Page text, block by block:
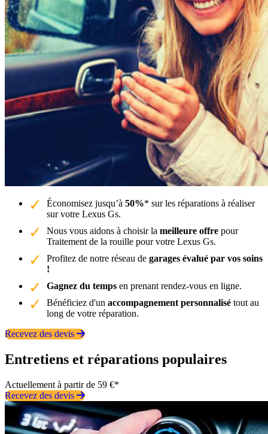
Économisez jusqu’à 50%* sur les réparations à réaliser
sur votre Lexus Gs.
Nous vous aidons à choisir la meilleure offre pour
Traitement de la rouille pour votre Lexus Gs.
Profitez de notre réseau de garages évalué par vos soins
!
Gagnez du temps en prenant rendez-vous en ligne.
Bénéficiez d'un accompagnement personnalisé tout au
long de votre réparation.
Recevez des devis
Entretiens et réparations populaires
Actuellement à partir de 59 €*
Recevez des devis